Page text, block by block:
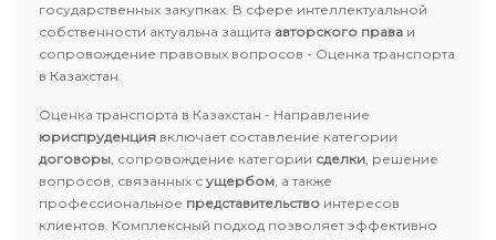
государственных закупках. В сфере интеллектуальной
собственности актуальна защита авторского права и
сопровождение правовых вопросов - Оценка транспорта
в Казахстан.
Оценка транспорта в Казахстан - Направление
юриспруденция включает составление категории
договоры, сопровождение категории сделки, решение
вопросов, связанных с ущербом, а также
профессиональное представительство интересов
клиентов. Комплексный подход позволяет эффективно